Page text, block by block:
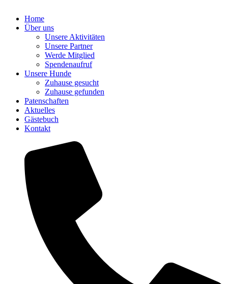
Home
Über uns
Unsere Aktivitäten
Unsere Partner
Werde Mitglied
Spendenaufruf
Unsere Hunde
Zuhause gesucht
Zuhause gefunden
Patenschaften
Aktuelles
Gästebuch
Kontakt